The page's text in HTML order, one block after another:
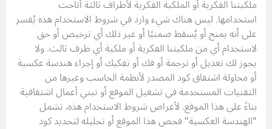
ملكيتنا الفكرية أو الملكية الفكرية لأطراف ثالثة أتاحت
استخدامها. ليس هناك شيء وارد في شروط الاستخدام هذه يُفسر
على أنه يمنح أو يُسقط ضمنيًا أو غير ذلك أي ترخيص أو حق
لاستخدام أي من ملكيتنا الفكرية أو ملكية أي طرف ثالث. ولا
يجوز لك تعديل أو ترجمة أو فك أو تفكيك أو إجراء هندسة عكسية
أو محاولة اشتقاق كود المصدر لأنظمة الحاسب وغيرها من
التقنيات المستخدمة في تشغيل الموقع أو تبني أعمال اشتقاقية
بناءً على هذا الموقع. لأغراض شروط الاستخدام هذه، تشمل
"الهندسة العكسية" فحص هذا الموقع أو تحليله لتحديد كود